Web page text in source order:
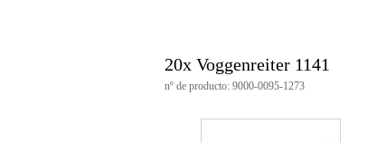
20x Voggenreiter 1141
nº de producto: 9000-0095-1273